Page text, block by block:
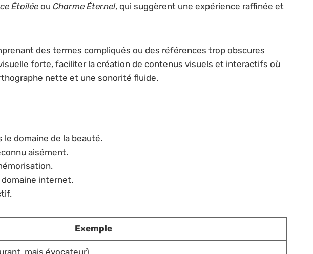
Étoilée ou Charme Éternel, qui suggèrent une expérience raffinée et
des termes compliqués ou des références trop obscures
forte, faciliter la création de contenus visuels et interactifs où
nette et une sonorité fluide.
domaine de la beauté.
aisément.
domaine internet.
Exemple
mais évocateur)